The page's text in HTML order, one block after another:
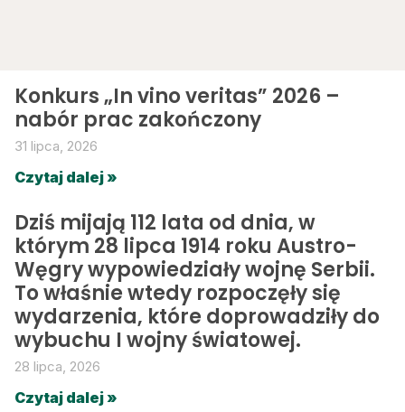
Konkurs „In vino veritas” 2026 –
nabór prac zakończony
31 lipca, 2026
Czytaj dalej »
Dziś mijają 112 lata od dnia, w
którym 28 lipca 1914 roku Austro-
Węgry wypowiedziały wojnę Serbii.
To właśnie wtedy rozpoczęły się
wydarzenia, które doprowadziły do
wybuchu I wojny światowej.
28 lipca, 2026
Czytaj dalej »